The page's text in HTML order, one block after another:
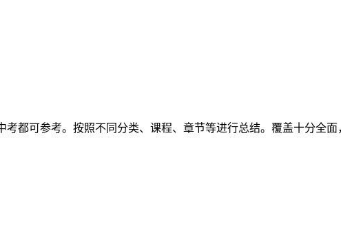
都可参考。按照不同分类、课程、章节等进行总结。覆盖十分全面